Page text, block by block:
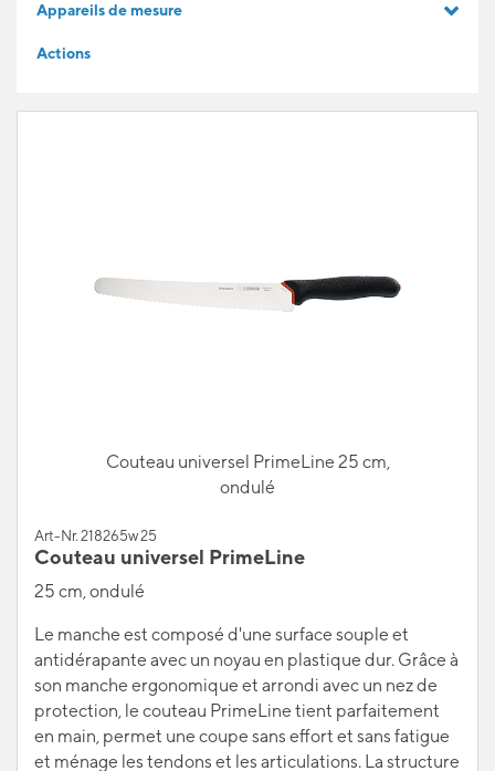
Appareils de mesure
Actions
Couteau universel PrimeLine 25 cm,
ondulé
Art-Nr. 218265w 25
Couteau universel PrimeLine
25 cm, ondulé
Le manche est composé d'une surface souple et
antidérapante avec un noyau en plastique dur. Grâce à
son manche ergonomique et arrondi avec un nez de
protection, le couteau PrimeLine tient parfaitement
en main, permet une coupe sans effort et sans fatigue
et ménage les tendons et les articulations. La structure